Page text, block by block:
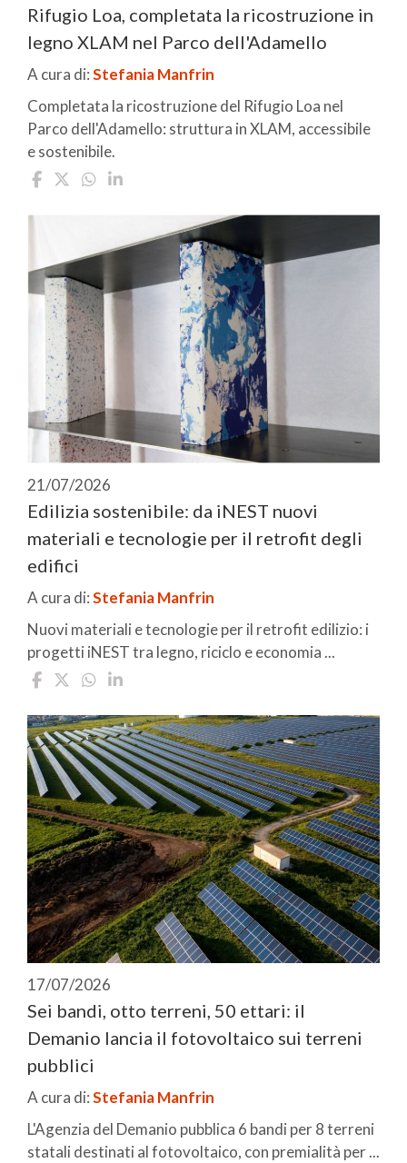
Rifugio Loa, completata la ricostruzione in
legno XLAM nel Parco dell'Adamello
A cura di:Stefania Manfrin
Completata la ricostruzione del Rifugio Loa nel
Parco dell'Adamello: struttura in XLAM, accessibile
e sostenibile.
21/07/2026
Edilizia sostenibile: da iNEST nuovi
materiali e tecnologie per il retrofit degli
edifici
A cura di:Stefania Manfrin
Nuovi materiali e tecnologie per il retrofit edilizio: i
progetti iNEST tra legno, riciclo e economia ...
17/07/2026
Sei bandi, otto terreni, 50 ettari: il
Demanio lancia il fotovoltaico sui terreni
pubblici
A cura di:Stefania Manfrin
L'Agenzia del Demanio pubblica 6 bandi per 8 terreni
statali destinati al fotovoltaico, con premialità per ...